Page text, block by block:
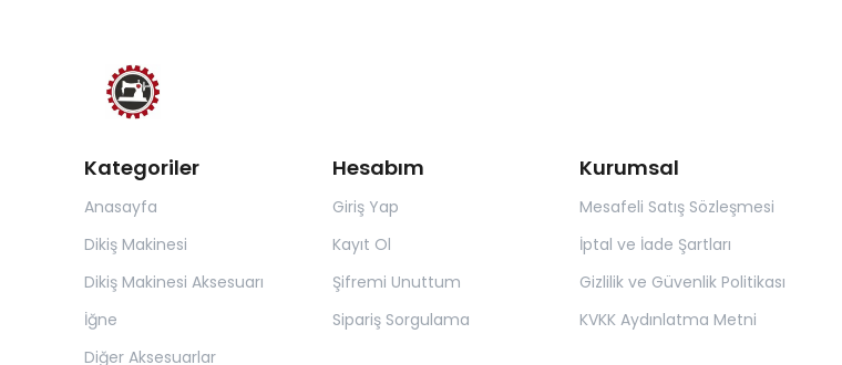
Kategoriler
Anasayfa
Dikiş Makinesi
Dikiş Makinesi Aksesuarı
İğne
Diğer Aksesuarlar
Hesabım
Giriş Yap
Kayıt Ol
Şifremi Unuttum
Sipariş Sorgulama
Kurumsal
Mesafeli Satış Sözleşmesi
İptal ve İade Şartları
Gizlilik ve Güvenlik Politikası
KVKK Aydınlatma Metni